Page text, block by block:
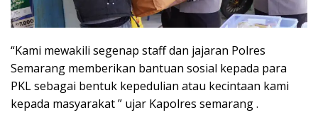
“Kami mewakili segenap staff dan jajaran Polres
Semarang memberikan bantuan sosial kepada para
PKL sebagai bentuk kepedulian atau kecintaan kami
kepada masyarakat ” ujar Kapolres semarang .